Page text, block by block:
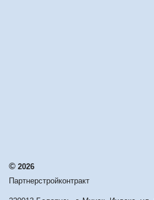
© 2026
Партнерстройконтракт